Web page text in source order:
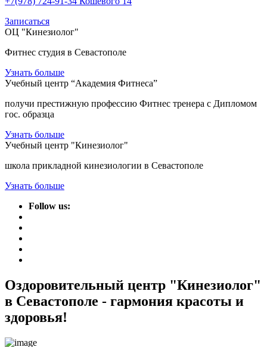
Записаться
ОЦ "Кинезиолог"
Фитнес студия в Севастополе
Узнать больше
Учебный центр “Академия Фитнеса”
получи престижную профессию Фитнес тренера с Дипломом
гос. образца
Узнать больше
Учебный центр "Кинезиолог"
школа прикладной кинезиологии в Севастополе
Узнать больше
Follow us:
Оздоровительный центр "Кинезиолог"
в Севастополе - гармония красоты и
здоровья!